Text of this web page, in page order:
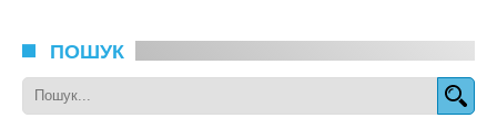
ПОШУК